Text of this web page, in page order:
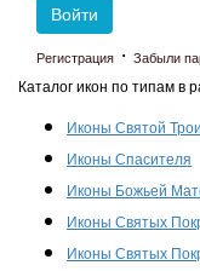
Войти
Регистрация · Забыли
Каталог икон по типам в
Иконы Святой
Иконы Спасителя
Иконы Божьей
Иконы Святых
Иконы Святых